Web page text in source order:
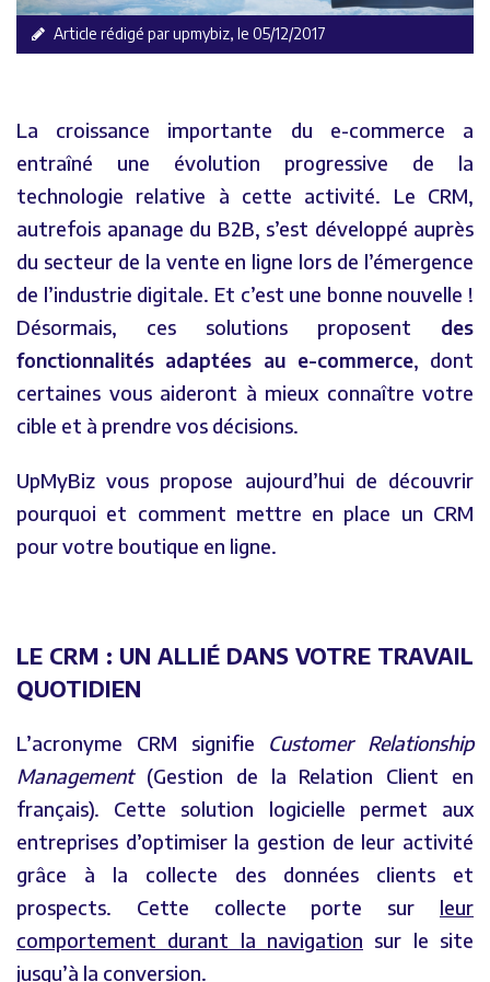
Article rédigé par upmybiz, le 05/12/2017
La croissance importante du e-commerce a
entraîné une évolution progressive de la
technologie relative à cette activité. Le CRM,
autrefois apanage du B2B, s’est développé auprès
du secteur de la vente en ligne lors de l’émergence
de l’industrie digitale. Et c’est une bonne nouvelle !
Désormais, ces solutions proposent des
fonctionnalités adaptées au e-commerce, dont
certaines vous aideront à mieux connaître votre
cible et à prendre vos décisions.
UpMyBiz vous propose aujourd’hui de découvrir
pourquoi et comment mettre en place un CRM
pour votre boutique en ligne.
LE CRM : UN ALLIÉ DANS VOTRE TRAVAIL
QUOTIDIEN
L’acronyme CRM signifie Customer Relationship
Management(Gestion de la Relation Client en
français). Cette solution logicielle permet aux
entreprises d’optimiser la gestion de leur activité
grâce à la collecte des données clients et
prospects. Cette collecte porte sur leur
comportement durant la navigation sur le site
jusqu’à la conversion.